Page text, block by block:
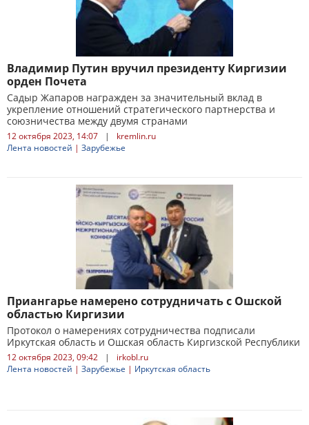
Владимир Путин вручил президенту Киргизии
орден Почета
Садыр Жапаров награжден за значительный вклад в
укрепление отношений стратегического партнерства и
союзничества между двумя странами
12 октября 2023, 14:07 |
kremlin.ru
Лента новостей | Зарубежье
Приангарье намерено сотрудничать с Ошской
областью Киргизии
Протокол о намерениях сотрудничества подписали
Иркутская область и Ошская область Киргизской Республики
12 октября 2023, 09:42 |
irkobl.ru
Лента новостей | Зарубежье | Иркутская область